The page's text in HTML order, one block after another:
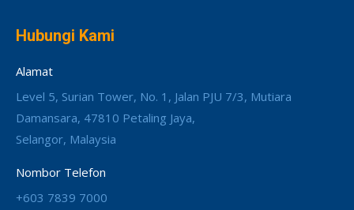
Hubungi Kami
Alamat
Level 5, Surian Tower, No. 1, Jalan PJU 7/3, Mutiara
Damansara, 47810 Petaling Jaya,
Selangor, Malaysia
Nombor Telefon
+603 7839 7000